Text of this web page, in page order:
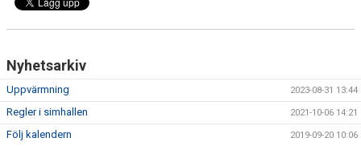
Nyhetsarkiv
Uppvärmning 2023-08-31 13:44
Regler i simhallen 2021-10-06 14:21
Följ kalendern 2019-09-20 10:06